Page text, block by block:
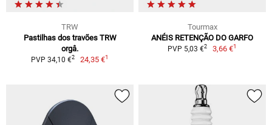
TRW
Pastilhas dos travões TRW
orgâ.
PVP 34,10 €2 24,35 €1
Tourmax
ANÉIS RETENÇÃO DO GARFO
PVP 5,03 €2 3,66 €1